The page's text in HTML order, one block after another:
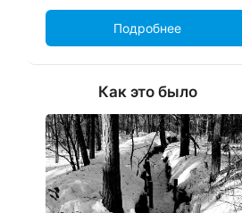
Подробнее
Как это было